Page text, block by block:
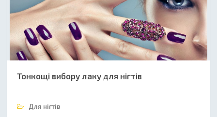
Тонкощі вибору лаку для нігтів
Для нігтів